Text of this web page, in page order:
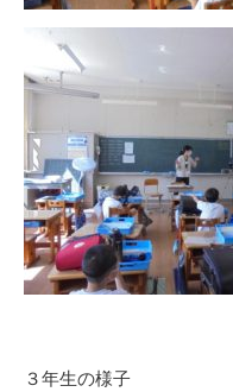
３年生の様子